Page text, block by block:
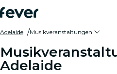
Adelaide Musikveranstaltungen
Adelaide